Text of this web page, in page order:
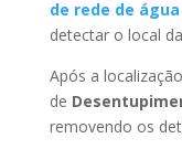
de rede de
detectar o local
Após a
de
removendo os